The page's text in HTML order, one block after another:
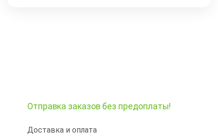
Отправка заказов без предоплаты!
Доставка и оплата